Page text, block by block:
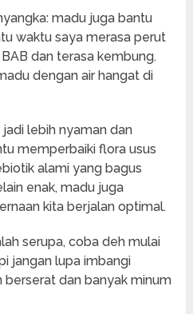
madu juga bantu
waktu saya merasa perut
dan terasa kembung.
dengan air hangat di
lebih nyaman dan
memperbaiki flora usus
alami yang bagus
enak, madu juga
kita berjalan optimal.
serupa, coba deh mulai
jangan lupa imbangi
berserat dan banyak minum